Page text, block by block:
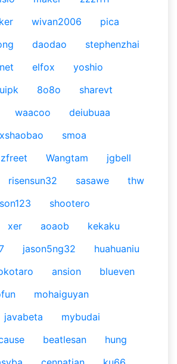
wivan2006
pica
daodao
stephenzhai
elfox
yoshio
8o8o
sharevt
waacoo
deiubuaa
xshaobao
smoa
zfreet Wangtam
jgbell
risensun32 sasawe
thw
shootero
xer aoaob
kekaku
jason5ng32
huahuaniu
ansion
blueven
mohaiguyan
javabeta
mybudai
beatlesan
hung